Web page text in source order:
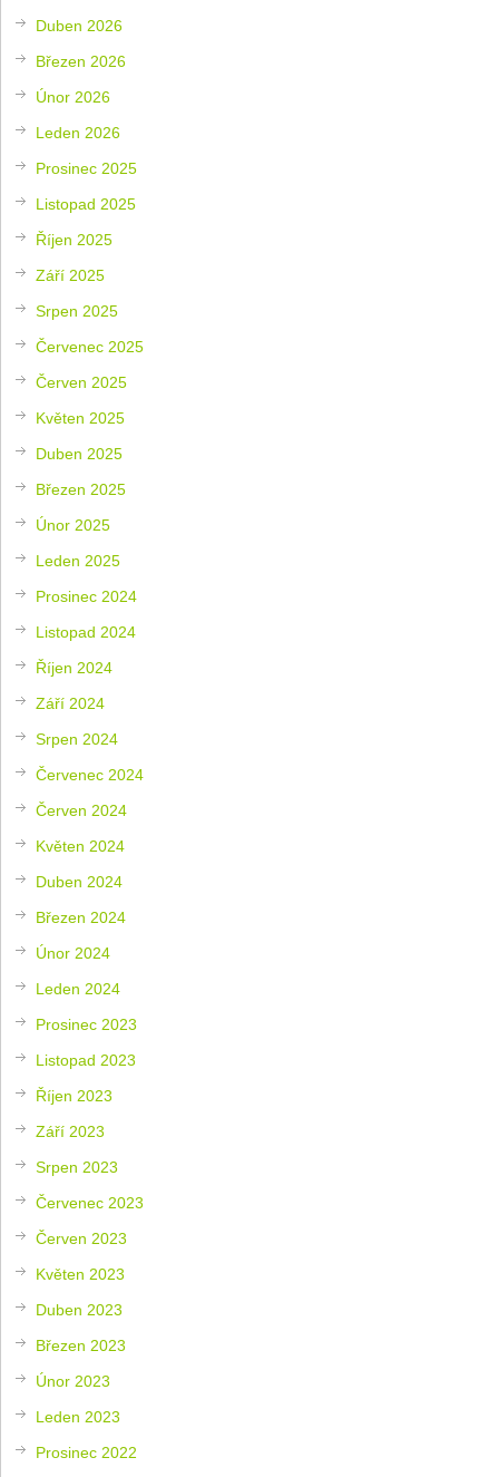
Duben 2026
Březen 2026
Únor 2026
Leden 2026
Prosinec 2025
Listopad 2025
Říjen 2025
Září 2025
Srpen 2025
Červenec 2025
Červen 2025
Květen 2025
Duben 2025
Březen 2025
Únor 2025
Leden 2025
Prosinec 2024
Listopad 2024
Říjen 2024
Září 2024
Srpen 2024
Červenec 2024
Červen 2024
Květen 2024
Duben 2024
Březen 2024
Únor 2024
Leden 2024
Prosinec 2023
Listopad 2023
Říjen 2023
Září 2023
Srpen 2023
Červenec 2023
Červen 2023
Květen 2023
Duben 2023
Březen 2023
Únor 2023
Leden 2023
Prosinec 2022